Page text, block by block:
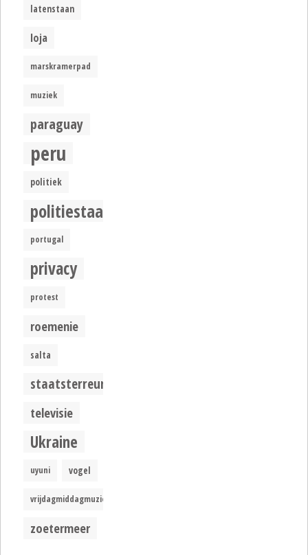
latenstaan
loja
marskramerpad
muziek
paraguay
peru
politiek
politiestaat
portugal
privacy
protest
roemenie
salta
staatsterreur
televisie
Ukraine
uyuni vogel
vrijdagmiddagmuziek
zoetermeer